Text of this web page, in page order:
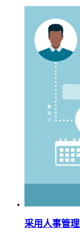
采用人事管